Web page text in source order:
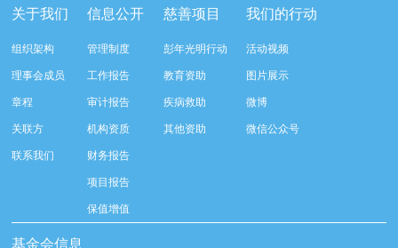
先生依次为新一任理事长徐滨先生及秘
新起点上，基金会将始终坚守创立初
心，继续沿着余彭年先生的慈善足迹稳
步前行：一方面将持续巩固已有的品牌
公益项目优势，把帮扶资源更精准地向
索适配新时代公益环境的创新路径，联
动更多社会爱心力量，搭建更透明、更
阔的角落，用实际行动践行"取之于社
会、用之于社会"的公益承诺。未来，
余彭年慈善基金会将在新一届理事会的
带领下，以更饱满的热忱投身公益慈善
家中。简朴的乡村民居陈设简单，老人
往日家中大大小小的农活，全都压在了
老伴一人肩上。此前季爷爷的左眼早已
彻底失明，卧床的日子里视野一片昏
暗，行动受限再加上双目近乎失明，老
人常常对往后的生活满心忧虑。得益于
去年项目开展的右眼手术，如今他的右
眼重获视力，平日里能够看清手机屏
幕，简单的日常起居也可以自己打理不
少。聊天的时候季爷爷语气满是庆
幸：“本来走路就不利索，要是双眼都
看不见，真的不敢设想往后的日子。现
覆盖，加强术后随访与科普宣传，同时
仪式后余彭年慈善基金会一行实地探访
了项目实施的一线情况，详细了解了患
流程就诊环节。 探访结束后，我们一行
开始对参与项目的患者进行了随机的回
项目的患者进行了随机的回访。居住在
松山区三道井子村的王奶奶左眼一直视
检查治疗。村里的赵书记在走访过程中
发生了怎样的变化。“现在能看清菜苗
来到涟源市渡头塘乡洪家村。72岁的曾
爷爷正在自家菜地里忙碌。他曾是村里
见，另一只眼睛的视力也越来越差。以
前，他看不清鱼塘的水位，也分不清菜
术后，眼睛亮堂多了！”老人笑着说。
现在，他能清楚地看到鱼塘里鱼儿游动
杂草。尽管手部有残疾，但他在田埂上
关于我们
组织架构
理事会成员
章程
关联方
联系我们
信息公开
管理制度
工作报告
审计报告
机构资质
财务报告
项目报告
保值增值
慈善项目
彭年光明行动
教育资助
疾病救助
其他资助
我们的行动
活动视频
图片展示
微博
微信公众号
基金会信息